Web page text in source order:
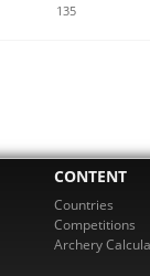
135
CONTENT
Countries
Competitions
Archery